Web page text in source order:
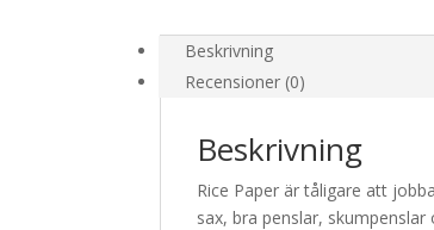
Beskrivning
Recensioner (0)
Beskrivning
Rice Paper är tåligare att
sax, bra penslar, skumpenslar